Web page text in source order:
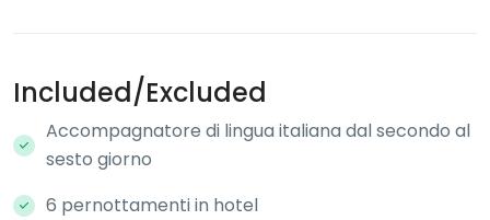
Included/Excluded
Accompagnatore di lingua italiana dal secondo al
sesto giorno
6 pernottamenti in hotel